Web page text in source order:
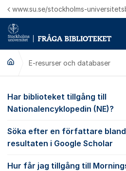
Hoppa till innehåll
www.su.se/stockholms-
E-resurser och databaser
E-resurser
Har biblioteket tillgång till
Nationalencyklopedin (NE)?
Söka efter en författare
resultaten i Google Scholar
Hur får jag tillgång till